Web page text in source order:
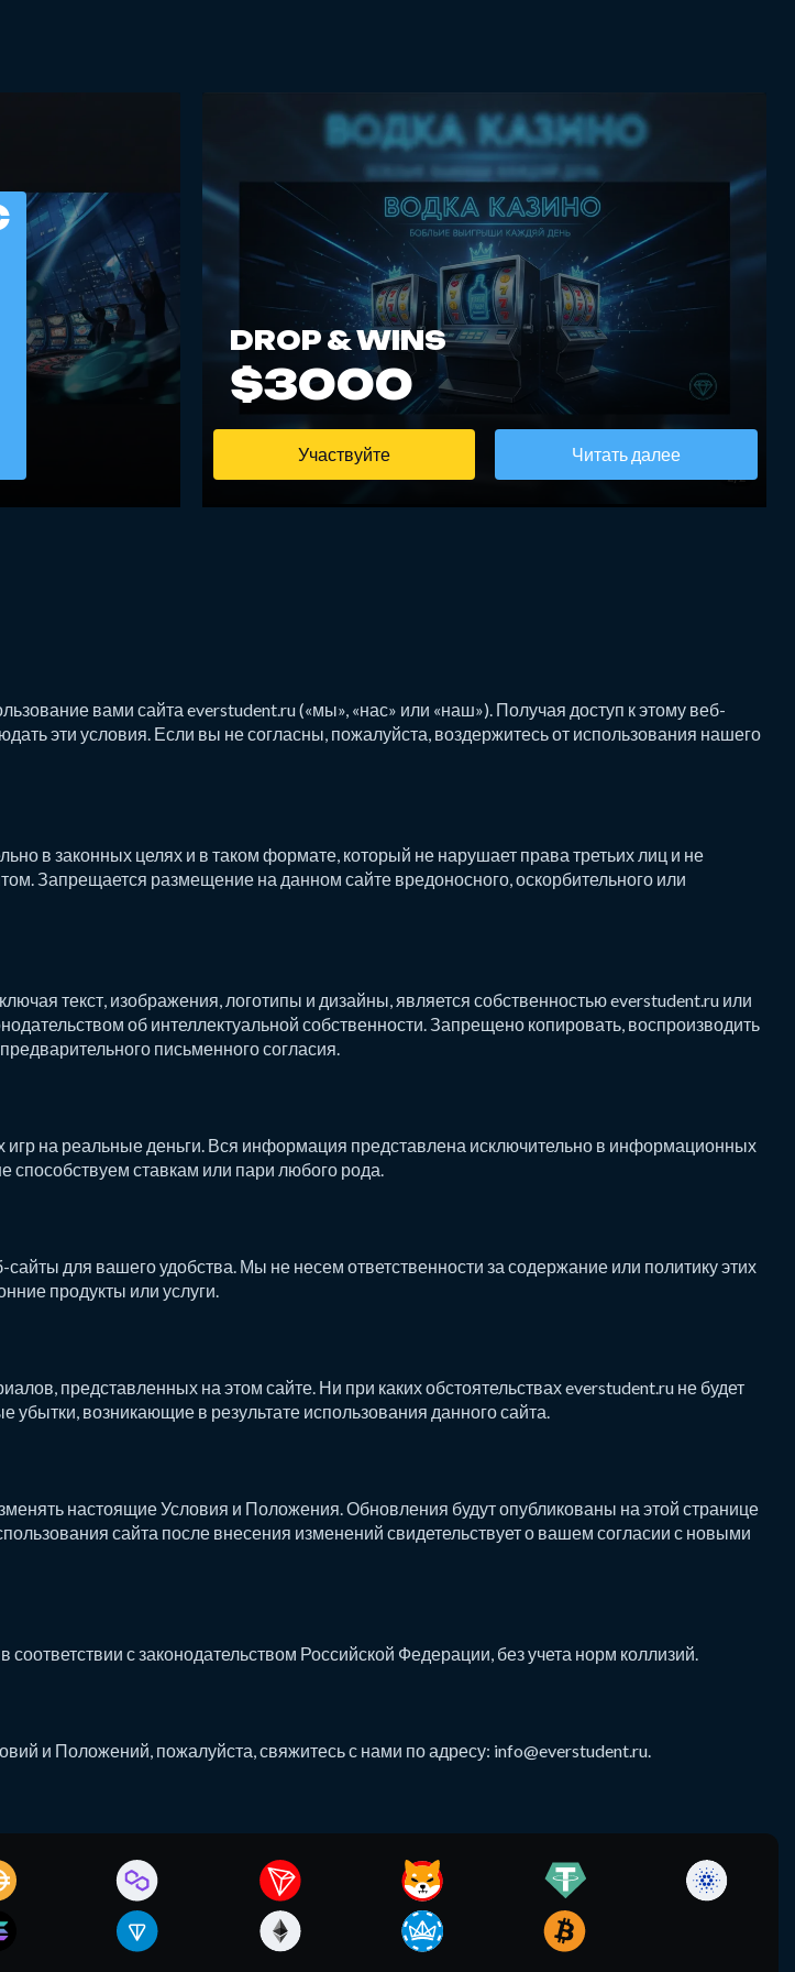
DROP & WINS
$3000
Участвуйте Читать далее
вами сайта everstudent.ru («мы», «нас» или «наш»). Получая доступ к этому веб-
эти условия. Если вы не согласны, пожалуйста, воздержитесь от использования нашего
в законных целях и в таком формате, который не нарушает права третьих лиц и не
Запрещается размещение на данном сайте вредоносного, оскорбительного или
текст, изображения, логотипы и дизайны, является собственностью everstudent.ru или
об интеллектуальной собственности. Запрещено копировать, воспроизводить
письменного согласия.
игр на реальные деньги. Вся информация представлена исключительно в информационных
ставкам или пари любого рода.
для вашего удобства. Мы не несем ответственности за содержание или политику этих
продукты или услуги.
представленных на этом сайте. Ни при каких обстоятельствах everstudent.ru не будет
убытки, возникающие в результате использования данного сайта.
настоящие Условия и Положения. Обновления будут опубликованы на этой странице
сайта после внесения изменений свидетельствует о вашем согласии с новыми
с законодательством Российской Федерации, без учета норм коллизий.
и Положений, пожалуйста, свяжитесь с нами по адресу: info@everstudent.ru.